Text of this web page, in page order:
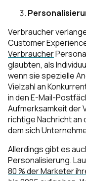
Verbraucher
Customer
Verbraucher
glaubten, als
wenn sie spezielle
Vielzahl an
in den E-Mail-
Aufmerksamkeit der
richtige Nachricht an
dem sich
Allerdings gibt es
Personalisierung.
80 % der Marketer